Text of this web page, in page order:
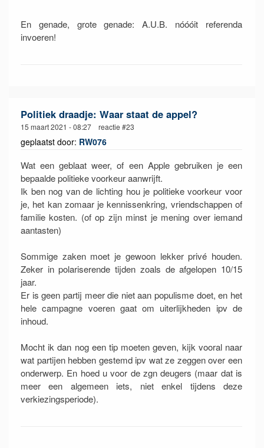
En genade, grote genade: A.U.B. nóóóit referenda
invoeren!
Politiek draadje: Waar staat de appel?
15 maart 2021 - 08:27 reactie #23
geplaatst door: RW076
Wat een geblaat weer, of een Apple gebruiken je een
bepaalde politieke voorkeur aanwrijft.
Ik ben nog van de lichting hou je politieke voorkeur voor
je, het kan zomaar je kennissenkring, vriendschappen of
familie kosten. (of op zijn minst je mening over iemand
aantasten)
Sommige zaken moet je gewoon lekker privé houden.
Zeker in polariserende tijden zoals de afgelopen 10/15
jaar.
Er is geen partij meer die niet aan populisme doet, en het
hele campagne voeren gaat om uiterlijkheden ipv de
inhoud.
Mocht ik dan nog een tip moeten geven, kijk vooral naar
wat partijen hebben gestemd ipv wat ze zeggen over een
onderwerp. En hoed u voor de zgn deugers (maar dat is
meer een algemeen iets, niet enkel tijdens deze
verkiezingsperiode).